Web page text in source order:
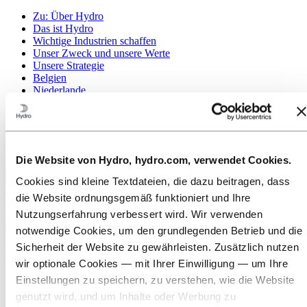
Die Website von Hydro, hydro.com, verwendet Cookies.
Cookies sind kleine Textdateien, die dazu beitragen, dass
die Website ordnungsgemäß funktioniert und Ihre
Nutzungserfahrung verbessert wird. Wir verwenden
notwendige Cookies, um den grundlegenden Betrieb und die
Sicherheit der Website zu gewährleisten. Zusätzlich nutzen
wir optionale Cookies — mit Ihrer Einwilligung — um Ihre
Einstellungen zu speichern, zu verstehen, wie die Website
genutzt wird, und um Inhalte oder Werbung zu
Zu: Über Hydro
Das ist Hydro
Wichtige Industrien schaffen
Unser Zweck und unsere Werte
Unsere Strategie
Belgien
Niederlande
Zurück zum Hauptmenü
Schließen
Aluminium
Produkte
Branchen, in denen wir tätig sind
Über Aluminium